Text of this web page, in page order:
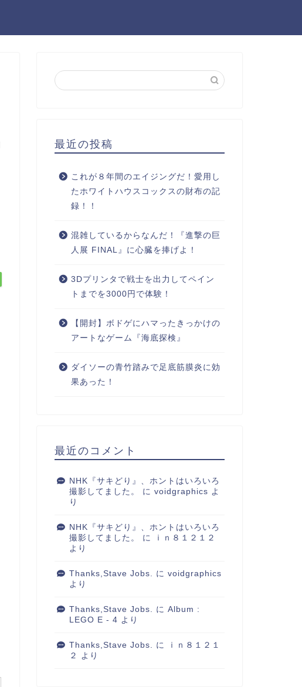
最近の投稿
これが８年間のエイジングだ！愛用し
たホワイトハウスコックスの財布の記
録！！
混雑しているからなんだ！『進撃の巨
人展 FINAL』に心臓を捧げよ！
3Dプリンタで戦士を出力してペイン
トまでを3000円で体験！
【開封】ボドゲにハマったきっかけの
アートなゲーム『海底探検』
ダイソーの青竹踏みで足底筋膜炎に効
果あった！
最近のコメント
NHK『サキどり』、ホントはいろいろ
撮影してました。
に voidgraphics よ
り
NHK『サキどり』、ホントはいろいろ
撮影してました。
に
ｉｎ８１２１２
より
Thanks,Stave Jobs. に voidgraphics
より
Thanks,Stave Jobs. に Album :
LEGO E - 4 より
Thanks,Stave Jobs. に
ｉｎ８１２１
２
より